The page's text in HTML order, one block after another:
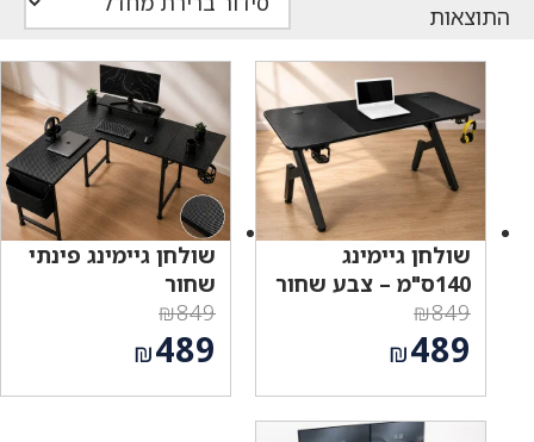
התוצאות
שולחן גיימינג
140ס"מ – צבע שחור
₪849
המחיר
המקורי
היה:
₪849.
₪489
הנוכחי
שולחן גיימינג פינתי
שחור
₪849
המחיר
המקורי
היה:
₪489